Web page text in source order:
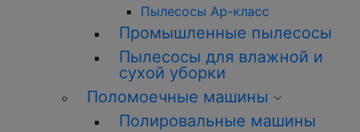
Пылесосы Ар-класс
Промышленные пылесосы
Пылесосы для влажной и
сухой уборки
Поломоечные машины
Полировальные машины